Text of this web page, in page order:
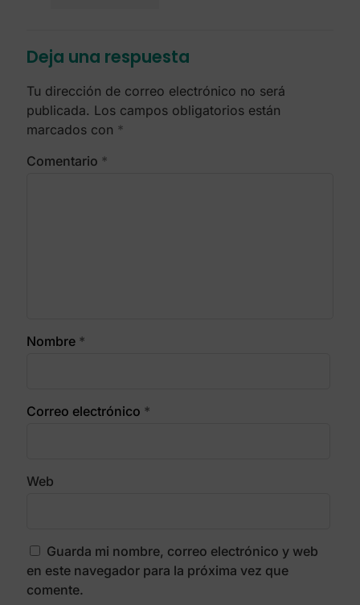
Deja una respuesta
Tu dirección de correo electrónico no será
publicada. Los campos obligatorios están
marcados con *
Comentario *
Nombre *
Correo electrónico *
Web
Guarda mi nombre, correo electrónico y web
en este navegador para la próxima vez que
comente.